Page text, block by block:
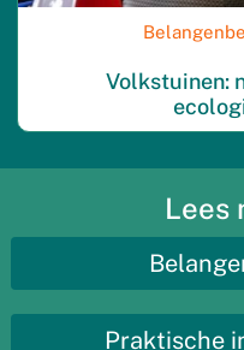
Volkstuinen:
Lees
Praktische